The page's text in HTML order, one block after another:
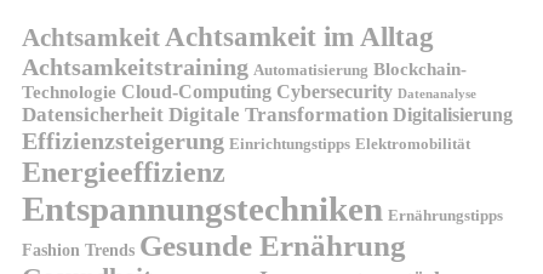
AchtsamkeitAchtsamkeit im Alltag
Achtsamkeitstraining Automatisierung Blockchain-
Technologie Cloud-Computing Cybersecurity Datenanalyse
Datensicherheit Digitale Transformation Digitalisierung
Effizienzsteigerung Einrichtungstipps Elektromobilität
Energieeffizienz
Entspannungstechniken Ernährungstipps
Fashion Trends Gesunde Ernährung